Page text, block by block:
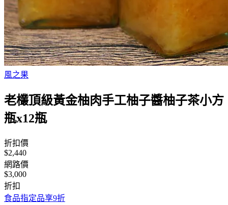
風之果
老欉頂級黃金柚肉手工柚子醬柚子茶小方
瓶x12瓶
折扣價
$2,440
網路價
$3,000
折扣
食品指定品享9折